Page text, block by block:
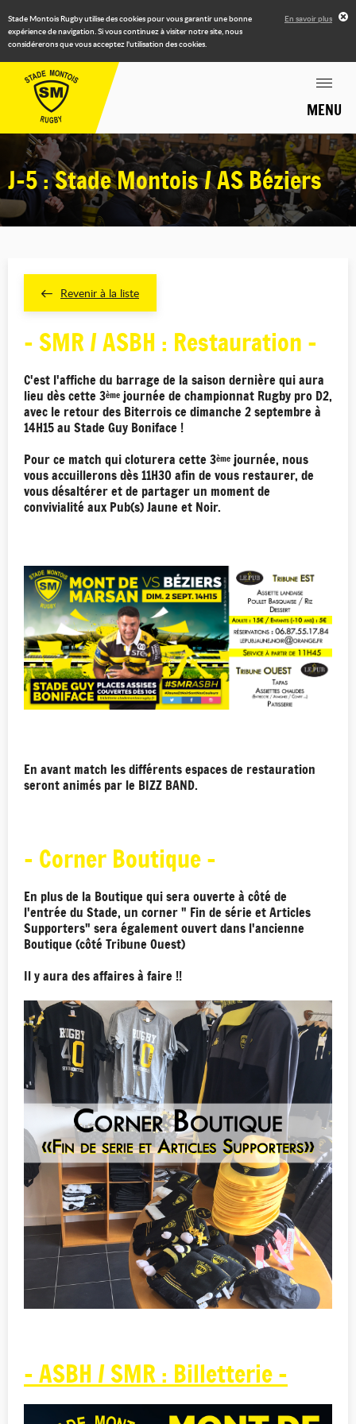
Stade Montois Rugby utilise des cookies pour vous garantir une bonne
expérience de navigation. Si vous continuez à visiter notre site, nous
considérerons que vous acceptez l'utilisation des cookies.
En savoir plus
MENU
J-5 : Stade Montois / AS Béziers
Revenir à la liste
- SMR / ASBH : Restauration -
C'est l'affiche du barrage de la saison dernière qui aura
lieu dès cette 3èmejournée de championnat Rugby pro D2,
avec le retour des Biterrois ce dimanche 2 septembre à
14H15 au Stade Guy Boniface !
Pour ce match qui cloturera cette 3èmejournée, nous
vous accuillerons dès 11H30 afin de vous restaurer, de
vous désaltérer et de partager un moment de
convivialité aux Pub(s) Jaune et Noir.
En avant match les différents espaces de restauration
seront animés par le BIZZ BAND.
- Corner Boutique -
En plus de la Boutique qui sera ouverte à côté de
l'entrée du Stade, un corner " Fin de série et Articles
Supporters" sera également ouvert dans l'ancienne
Boutique (côté Tribune Ouest)
Il y aura des affaires à faire !!
- ASBH / SMR : Billetterie -